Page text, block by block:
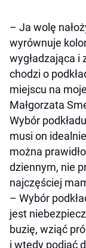
– Ja wolę
wyrównuje
wygładzająca i
chodzi o
miejscu na
Małgorzata
Wybór
musi on
można
dziennym, nie
najczęściej
– Wybór
jest
buzię, wziąć
i wtedy podjąć